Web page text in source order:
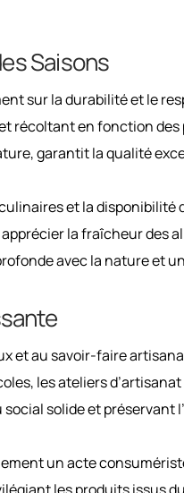
Saisons
sur la durabilité et le
récoltant en fonction
garantit la qualité
et la disponibilité
la fraîcheur des
avec la nature et
et au savoir-faire
les ateliers
solide et préservant
un acte